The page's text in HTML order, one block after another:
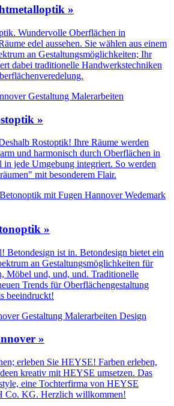
»
Wundervolle Oberflächen in
edel aussehen. Sie wählen aus einem
an Gestaltungs­möglichkeiten; Ihr
dabei traditionelle Handwerks­techniken
»
Rostoptik! Ihre Räume werden
und harmonisch durch Oberflächen in
in jede Umgebung integriert. So werden
mit besonderem Flair.
»
ist in. Betondesign bietet ein
an Gestaltungs­möglichkeiten für
Möbel und, und, und. Traditionelle
Trends für Oberflächen­gestaltung
beeindruckt!
»
erleben Sie HEYSE! Farben erleben,
kreativ mit HEYSE umsetzen. Das
eine Tochterfirma von HEYSE
Co. KG. Herzlich willkommen!